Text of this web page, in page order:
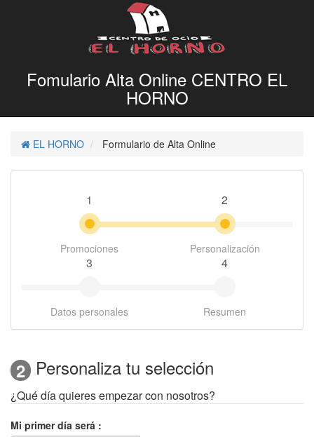
Fomulario Alta Online CENTRO EL
HORNO
EL HORNO Formulario de Alta Online
1
Promociones
2
Personalización
3
Datos personales
4
Resumen
2 Personaliza tu selección
¿Qué día quieres empezar con nosotros?
Mi primer día será :